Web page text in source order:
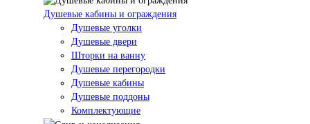
Душевые кабины и ограждения
Душевые уголки
Душевые двери
Шторки на ванну
Душевые перегородки
Душевые кабины
Душевые поддоны
Комплектующие